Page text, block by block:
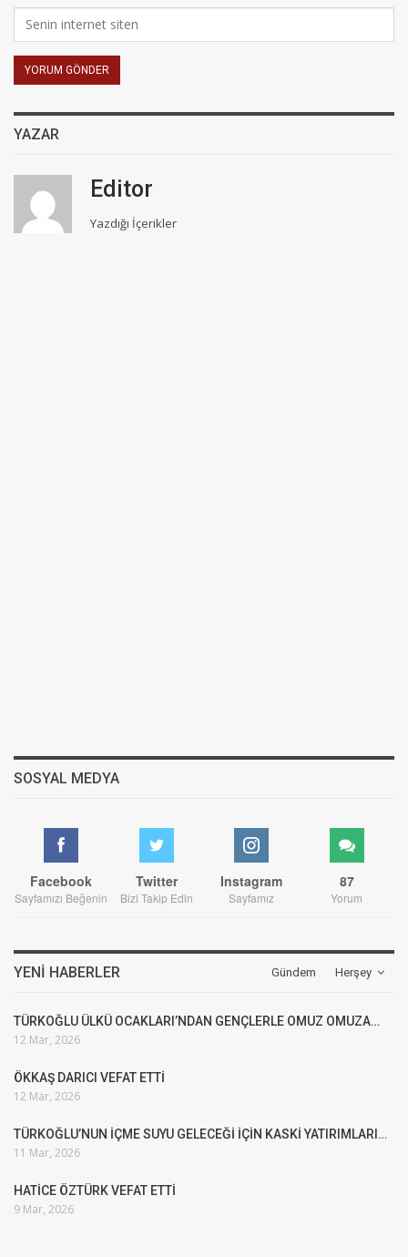
YAZAR
Editor
Yazdığı İçerikler
SOSYAL MEDYA
Facebook
Sayfamızı Beğenin
Twitter
Bizi Takip Edin
Instagram
Sayfamız
87
Yorum
Herşey
YENI HABERLER Gündem
TÜRKOĞLU ÜLKÜ OCAKLARI’NDAN GENÇLERLE OMUZ OMUZA…
12 Mar, 2026
ÖKKAŞ DARICI VEFAT ETTİ
12 Mar, 2026
TÜRKOĞLU’NUN İÇME SUYU GELECEĞİ İÇİN KASKİ YATIRIMLARI…
11 Mar, 2026
HATİCE ÖZTÜRK VEFAT ETTİ
9 Mar, 2026